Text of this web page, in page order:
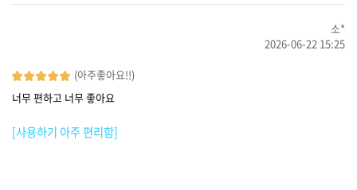
소*
2026-06-22 15:25
(아주좋아요!!)
너무 편하고 너무 좋아요
[사용하기 아주 편리함]